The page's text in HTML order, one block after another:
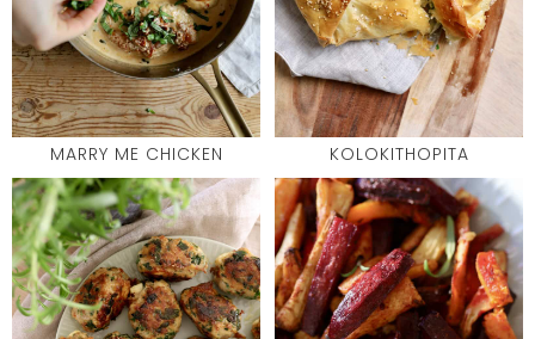
MARRY ME CHICKEN KOLOKITHOPITA